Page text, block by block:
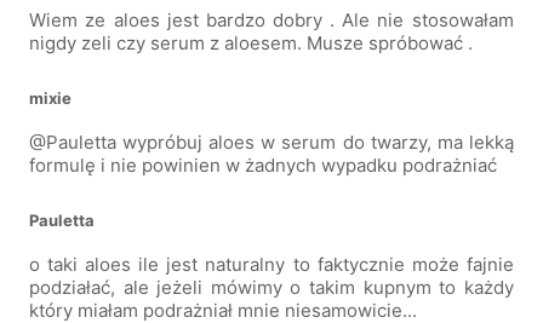
Wiem ze aloes jest bardzo dobry . Ale nie stosowałam
nigdy zeli czy serum z aloesem. Musze spróbować .
mixie
@Pauletta wypróbuj aloes w serum do twarzy, ma lekką
formulę i nie powinien w żadnych wypadku podrażniać
Pauletta
o taki aloes ile jest naturalny to faktycznie może fajnie
podziałać, ale jeżeli mówimy o takim kupnym to każdy
który miałam podrażniał mnie niesamowicie...